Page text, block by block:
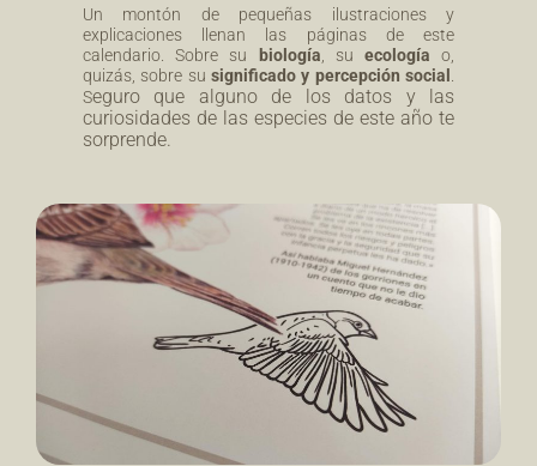
Un montón de pequeñas ilustraciones y
explicaciones llenan las páginas de este
calendario. Sobre su
biología, su ecologíao,
quizás, sobre su significado y percepción social .
Seguro que alguno de los datos y las
curiosidades de las especies de este año te
sorprende.